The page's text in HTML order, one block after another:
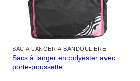
SAC À LANGER À BANDOULIÈRE
Sacs à langer en polyester avec
porte-poussette